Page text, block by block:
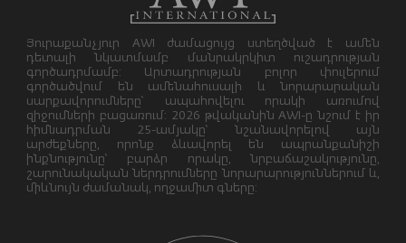
Յուրաքանչյուր AWI ժամացույց ստեղծված է ամեն
դետալի նկատմամբ մանրակրկիտ ուշադրության
գործադրմամբ: Արտադրության բոլոր փուլերում
գործածվում են ամենահուսալի և նորարարական
սարքավորումները՝ ապահովելու որակի առումով
զիջումների բացառում: 2026 թվականին AWI-ը նշում է իր
հիմնադրման 25-ամյակը՝ նշանավորելով այն
արժեքները, որոնք ձևավորել են ապրանքանիշի
ինքնությունը՝ բարձր որակը, նրբաճաշակությունը,
շարունակական ներդրումները նորարարություններում և,
միևնույն ժամանակ, ողջամիտ գները: